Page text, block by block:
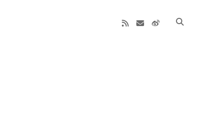
rss emailweibo